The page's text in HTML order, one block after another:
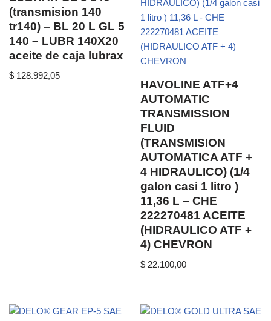
(transmision 140
tr140) – BL 20 L GL 5
140 – LUBR 140X20
aceite de caja lubrax
$ 128.992,05
HAVOLINE ATF+4
AUTOMATIC
TRANSMISSION
FLUID
(TRANSMISION
AUTOMATICA ATF +
4 HIDRAULICO) (1/4
galon casi 1 litro )
11,36 L – CHE
222270481 ACEITE
(HIDRAULICO ATF +
4) CHEVRON
$ 22.100,00